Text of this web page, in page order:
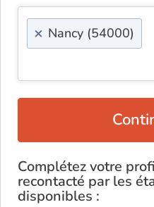
× Nancy (54000)
Complétez votre
recontacté par les
disponibles :